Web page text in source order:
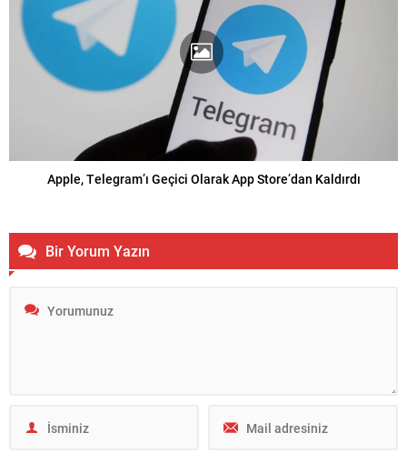
Apple, Telegram’ı Geçici Olarak App Store’dan Kaldırdı
Bir Yorum Yazın